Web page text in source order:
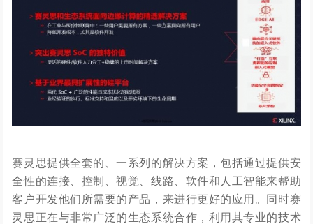
赛灵思提供全套的、一系列的解决方案，包括通过提供安
全性的连接、控制、视觉、线路、软件和人工智能来帮助
客户开发他们所需要的产品，来进行更好的应用。同时赛
灵思正在与非常广泛的生态系统合作，利用其专业的技术